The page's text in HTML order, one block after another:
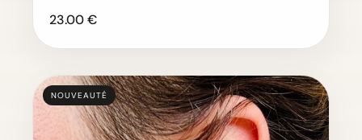
23.00 €
NOUVEAUTÉ